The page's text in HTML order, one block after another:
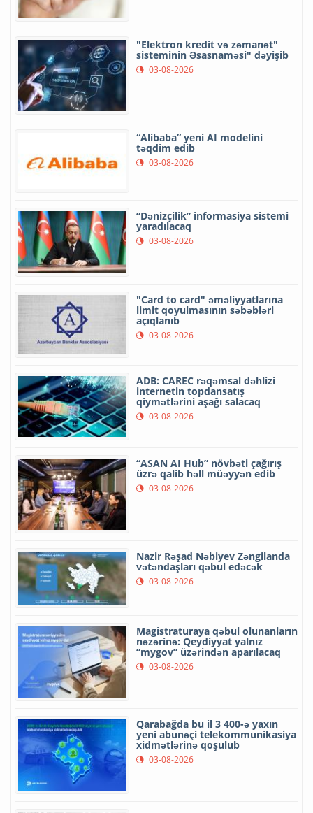
"Elektron kredit və zəmanət"
sisteminin Əsasnaməsi" dəyişib
03-08-2026
“Alibaba” yeni AI modelini
təqdim edib
03-08-2026
“Dənizçilik” informasiya sistemi
yaradılacaq
03-08-2026
"Card to card" əməliyyatlarına
limit qoyulmasının səbəbləri
açıqlanıb
03-08-2026
ADB: CAREC rəqəmsal dəhlizi
internetin topdansatış
qiymətlərini aşağı salacaq
03-08-2026
“ASAN AI Hub” növbəti çağırış
üzrə qalib həll müəyyən edib
03-08-2026
Nazir Rəşad Nəbiyev Zəngilanda
vətəndaşları qəbul edəcək
03-08-2026
Magistraturaya qəbul olunanların
nəzərinə: Qeydiyyat yalnız
“mygov” üzərindən aparılacaq
03-08-2026
Qarabağda bu il 3 400-ə yaxın
yeni abunəçi telekommunikasiya
xidmətlərinə qoşulub
03-08-2026